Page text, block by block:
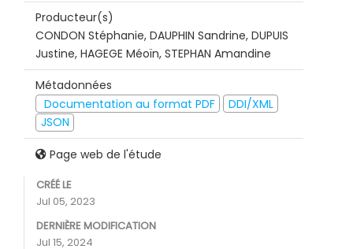
Producteur(s)
CONDON Stéphanie, DAUPHIN Sandrine, DUPUIS
Justine, HAGEGE Méoïn, STEPHAN Amandine
Métadonnées
Documentation au format PDF
DDI/XML
JSON
Page web de l'étude
CRÉÉ LE
Jul 05, 2023
DERNIÈRE MODIFICATION
Jul 15, 2024